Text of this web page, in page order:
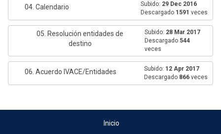
04. Calendario Subido: 29 Dec 2016
Descargado 1591 veces
05. Resolución entidades de
destino
Subido: 28 Mar 2017
Descargado 544
veces
06. Acuerdo IVACE/Entidades Subido: 12 Apr 2017
Descargado 866 veces
Inicio